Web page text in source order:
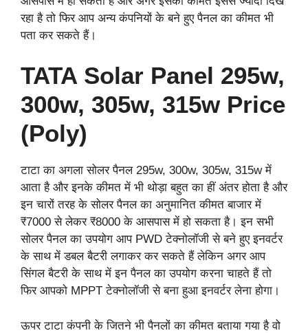
रहा है तो फिर आप अन्य कंपनियों के बने हुए पैनल का कीमत भी
पता कर सकते हैं।
TATA Solar Panel 295w,
300w, 305w, 315w Price
(Poly)
टाटा का अगला सोलर पैनल 295w, 300w, 305w, 315w में
आता है और इनके कीमत में भी थोड़ा बहुत का हीं अंतर होता है और
इन चारों तरह के सोलर पैनल का अनुमानित कीमत बाजार में
₹7000 से लेकर ₹8000 के आसपास में हो सकता है। इन सभी
सोलर पैनल का उपयोग आप PWD टेक्नोलॉजी से बने हुए इनवर्टर
के साथ में डबल बैटरी लगाकर कर सकते हैं लेकिन अगर आप
सिंगल बैटरी के साथ में इन पैनल का उपयोग करना चाहते हैं तो
फिर आपको MPPT टेक्नोलॉजी से बना हुआ इनवर्टर लेना होगा।
ऊपर टाटा कंपनी के जितने भी पैनलों का कीमत बताया गया है वो